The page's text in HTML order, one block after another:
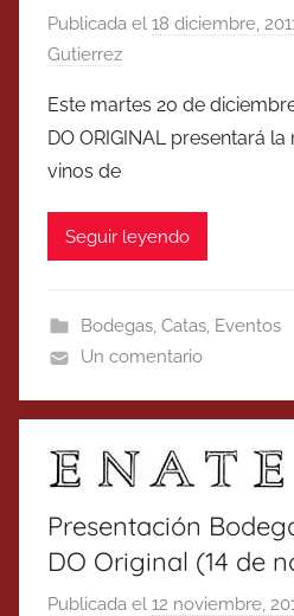
Publicada el 18 diciembre,
Gutierrez
Este martes 20 de
DO ORIGINAL presentará
vinos de
Seguir leyendo
Bodegas, Catas, Eventos
Un comentario
Presentación
DO Original (14 de
Publicada el 12 noviembre,